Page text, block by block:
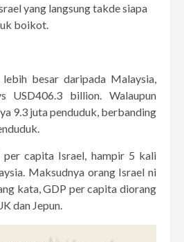
yang langsung takde siapa
boikot.
besar daripada Malaysia,
USD406.3 billion. Walaupun
9.3 juta penduduk, berbanding
per capita Israel, hampir 5 kali
Maksudnya orang Israel ni
kata, GDP per capita diorang
dan Jepun.